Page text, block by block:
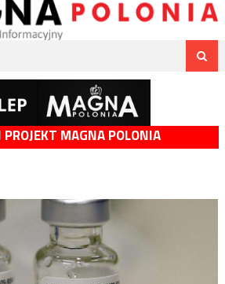
PROJEKT MAGNA POLONIA